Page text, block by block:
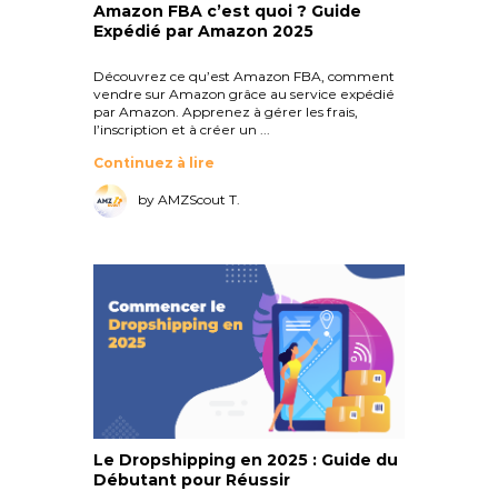
Amazon FBA c’est quoi ? Guide
Expédié par Amazon 2025
Découvrez ce qu’est Amazon FBA, comment
vendre sur Amazon grâce au service expédié
par Amazon. Apprenez à gérer les frais,
l’inscription et à créer un ...
by AMZScout T.
Continuez à lire
Le Dropshipping en 2025 : Guide du
Débutant pour Réussir